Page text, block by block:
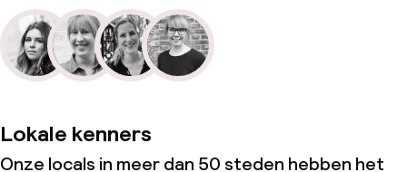
Lokale kenners
Onze locals in meer dan 50 steden hebben het